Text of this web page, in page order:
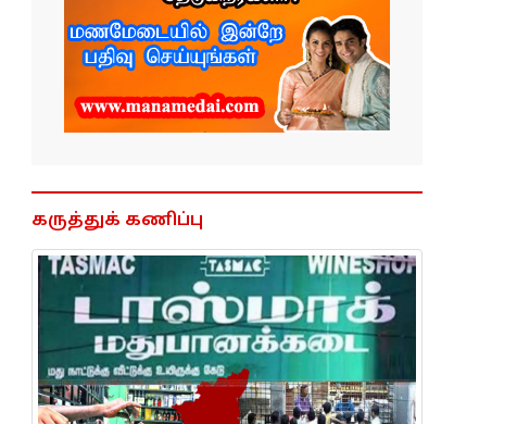
கருத்துக் கணிப்பு